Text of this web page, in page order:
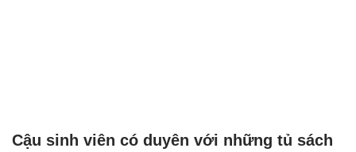
Cậu sinh viên có duyên với những tủ sách